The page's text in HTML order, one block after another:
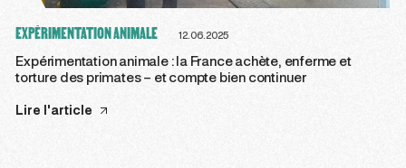
EXPÉRIMENTATION ANIMALE 12.06.2025
Expérimentation animale : la France achète, enferme et
torture des primates – et compte bien continuer
Lire l'article